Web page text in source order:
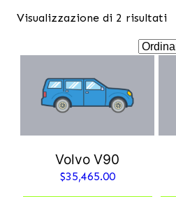
Visualizzazione di 2 risultati
Volvo V90
$35,465.00